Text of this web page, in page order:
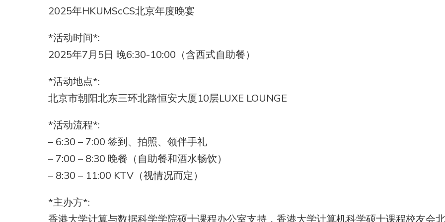
2025年HKUMScCS北京年度晚宴
*活动时间*:
2025年7月5日 晚6:30-10:00（含西式自助餐）
*活动地点*:
北京市朝阳北东三环北路恒安大厦10层LUXE LOUNGE
*活动流程*:
– 6:30 – 7:00 签到、拍照、领伴手礼
– 7:00 – 8:30 晚餐（自助餐和酒水畅饮）
– 8:30 – 11:00 KTV（视情况而定）
*主办方*:
香港大学计算与数据科学学院硕士课程办公室支持，香港大学计算机科学硕士课程校友会北